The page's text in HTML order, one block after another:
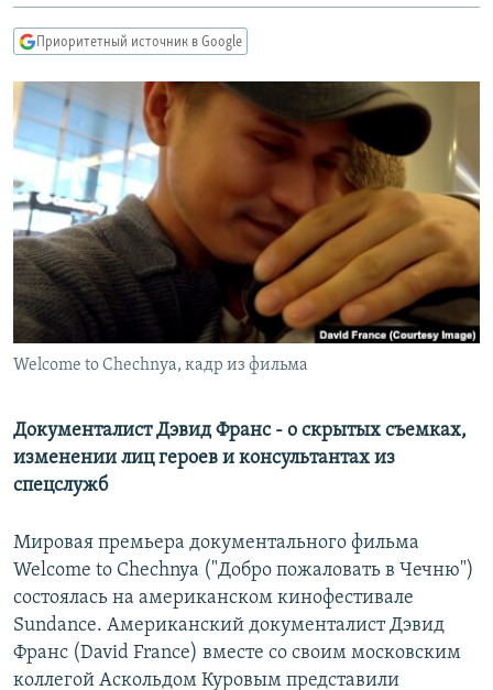
Вернутся
поиску
СЕВЕР.РЕАЛИИ
СИБИРЬ.РЕАЛИИ
РАСПИСАНИЕ ВЕЩАНИЯ
ПОДПИШИТЕСЬ НА РАССЫЛКУ
СОЦИАЛЬНЫЕ СЕТИ
Приоритетный источник в Google
Welcome to Chechnya, кадр из фильма
Документалист Дэвид Франс - о скрытых съемках,
изменении лиц героев и консультантах из
спецслужб
Мировая премьера документального фильма
Welcome to Chechnya ("Добро пожаловать в Чечню")
состоялась на американском кинофестивале
Sundance. Американский документалист Дэвид
Франс (David France) вместе со своим московским
коллегой Аскольдом Куровым представили